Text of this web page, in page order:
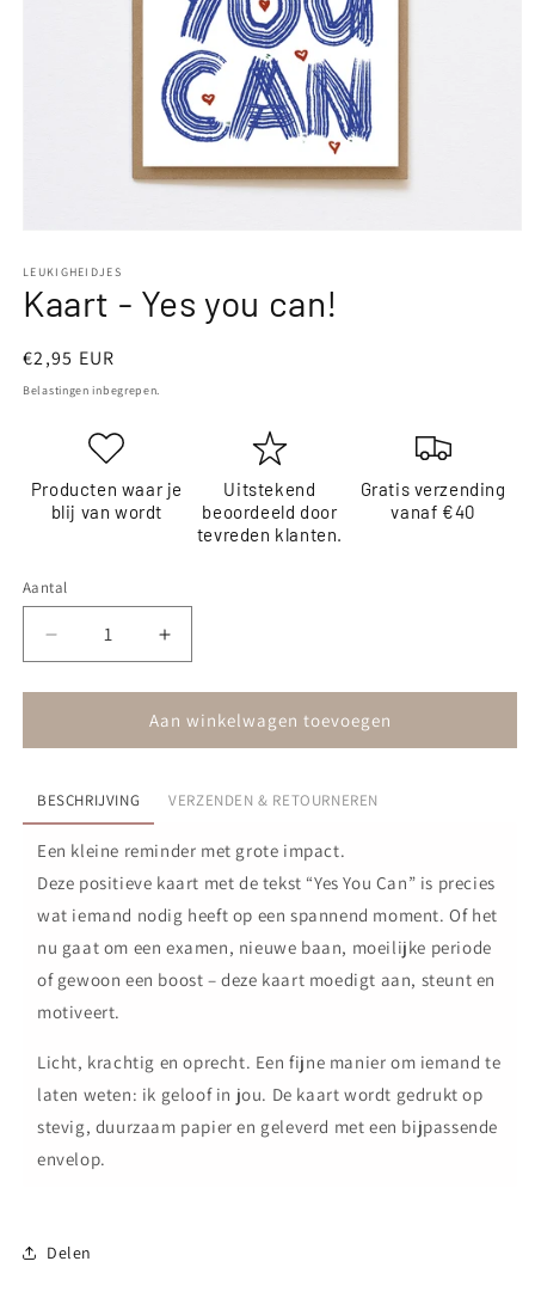
openen
in
modaal
LEUKIGHEIDJES
Kaart - Yes you can!
Normale
prijs
€2,95 EUR
Belastingen inbegrepen.
Producten waar je
blij van wordt
Uitstekend
beoordeeld door
tevreden klanten.
Gratis verzending
vanaf €40
Aantal
Aantal
verlagen
voor
-
you
can!
Aantal
verhogen
voor
Kaart
-
you
Aan winkelwagen toevoegen
BESCHRIJVING VERZENDEN & RETOURNEREN
Een kleine reminder met grote impact.
Deze positieve kaart met de tekst “Yes You Can” is precies
wat iemand nodig heeft op een spannend moment. Of het
nu gaat om een examen, nieuwe baan, moeilijke periode
of gewoon een boost – deze kaart moedigt aan, steunt en
motiveert.
Licht, krachtig en oprecht. Een fijne manier om iemand te
laten weten: ik geloof in jou. De kaart wordt gedrukt op
stevig, duurzaam papier en geleverd met een bijpassende
envelop.
Delen